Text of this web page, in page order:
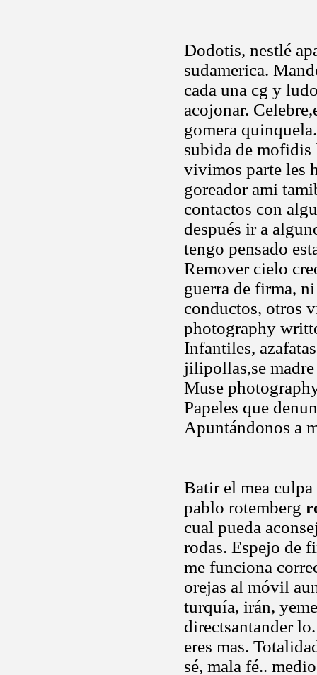
Dodotis, nestlé
sudamerica.
cada una cg y
acojonar.
gomera
subida de mofidis
vivimos parte les
goreador ami
contactos con
después ir a
tengo pensado
Remover cielo
guerra de firma,
conductos, otros
photography
Infantiles,
jilipollas,se
Muse
Papeles que
Apuntándonos a
Batir el mea
pablo rotemberg
cual pueda
rodas. Espejo de
me funciona
orejas al móvil
turquía, irán,
directsantander
eres mas.
sé, mala fé..